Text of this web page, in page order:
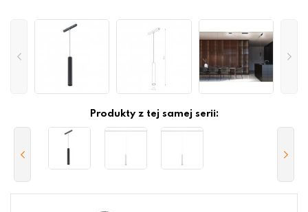
Produkty z tej samej serii: